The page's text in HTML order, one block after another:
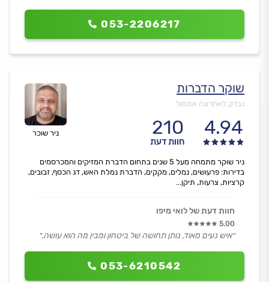
053-2206217
ניר שוכר
שוקר הדברות
נבדק לאחרונה אתמול
4.94
210
חוות דעת
053-6210542
ניר שוקר מתמחה מעל 5 שנים בתחום הדברת המזיקים והמכרסמים
בדירות: פרעושים, נמלים, מקקים, הדברת נמלת האש, דג הכסף, זבובים,
קרציות, צרעות, תיקן...
חוות דעת של לואי מיפו
5.00
״איש נעים מאוד, נותן תחושה של ביטחון ומבין מה הוא עושה.״